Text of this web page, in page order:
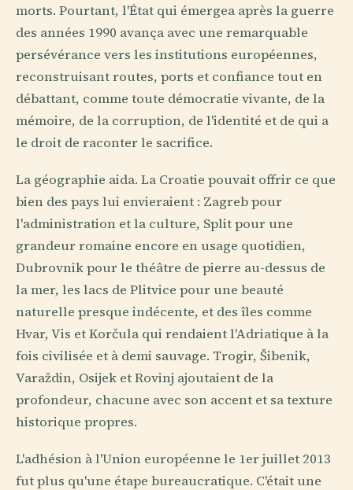
morts. Pourtant, l'État qui émergea après la guerre
des années 1990 avança avec une remarquable
persévérance vers les institutions européennes,
reconstruisant routes, ports et confiance tout en
débattant, comme toute démocratie vivante, de la
mémoire, de la corruption, de l'identité et de qui a
le droit de raconter le sacrifice.
La géographie aida. La Croatie pouvait offrir ce que
bien des pays lui envieraient : Zagreb pour
l'administration et la culture, Split pour une
grandeur romaine encore en usage quotidien,
Dubrovnik pour le théâtre de pierre au-dessus de
la mer, les lacs de Plitvice pour une beauté
naturelle presque indécente, et des îles comme
Hvar, Vis et Korčula qui rendaient l'Adriatique à la
fois civilisée et à demi sauvage. Trogir, Šibenik,
Varaždin, Osijek et Rovinj ajoutaient de la
profondeur, chacune avec son accent et sa texture
historique propres.
L'adhésion à l'Union européenne le 1er juillet 2013
fut plus qu'une étape bureaucratique. C'était une